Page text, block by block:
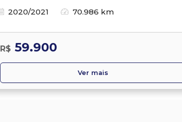
2020/2021
70.986 km
R$ 59.900
Ver mais